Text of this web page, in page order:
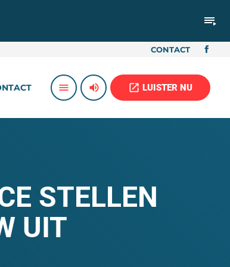
playlist_play
CONTACT
menu volume_up open_in_new LUISTER NU
STELLEN
UIT